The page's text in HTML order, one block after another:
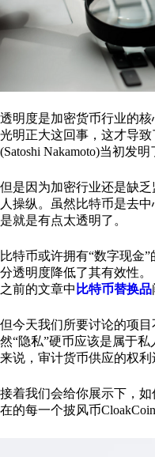
透明度是加密货币行业的
光明正大这回事，这才导
(Satoshi Nakamoto)当初发明
但是因为加密行业还是缺
人操纵。虽然比特币是去
是就是有点太透明了。
比特币或许拥有“数字现金
分透明度降低了其有效性
之前的文章中 比特币替换品
但今天我们所要讨论的项目
然“隐私”硬币应该是属于
来说，审计货币供应的权利
接着我们会给你展示下，
在的每一个披风币